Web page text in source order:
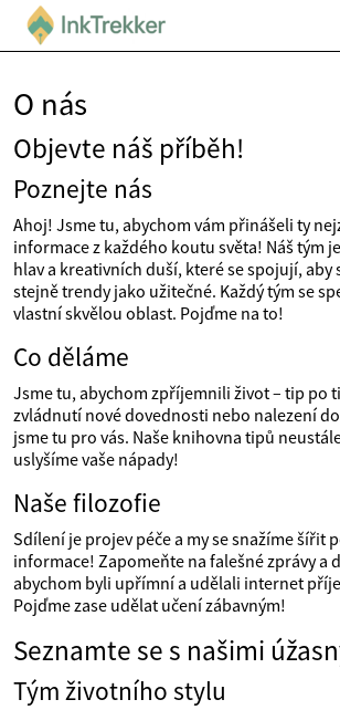
O nás
Objevte náš příběh!
Poznejte nás
Ahoj! Jsme tu, abychom vám přinášeli ty
informace z každého koutu světa! Náš tým
hlav a kreativních duší, které se spojují, aby
stejně trendy jako užitečné. Každý tým se
vlastní skvělou oblast. Pojďme na to!
Co děláme
Jsme tu, abychom zpříjemnili život – tip po
zvládnutí nové dovednosti nebo nalezení
jsme tu pro vás. Naše knihovna tipů
uslyšíme vaše nápady!
Naše filozofie
Sdílení je projev péče a my se snažíme šířit
informace! Zapomeňte na falešné zprávy a
abychom byli upřímní a udělali internet
Pojďme zase udělat učení zábavným!
Seznamte se s našimi
Tým životního stylu